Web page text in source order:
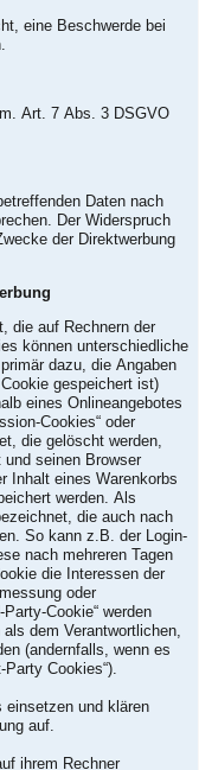
eine Beschwerde bei
Art. 7 Abs. 3 DSGVO
Daten nach
Der Widerspruch
der Direktwerbung
die auf Rechnern der
können unterschiedliche
dazu, die Angaben
gespeichert ist)
eines Onlineangebotes
Cookies“ oder
die gelöscht werden,
seinen Browser
Inhalt eines Warenkorbs
werden. Als
die auch nach
So kann z.B. der Login-
nach mehreren Tagen
die Interessen der
oder
Cookie“ werden
dem Verantwortlichen,
(andernfalls, wenn es
Cookies“).
einsetzen und klären
auf.
ihrem Rechner